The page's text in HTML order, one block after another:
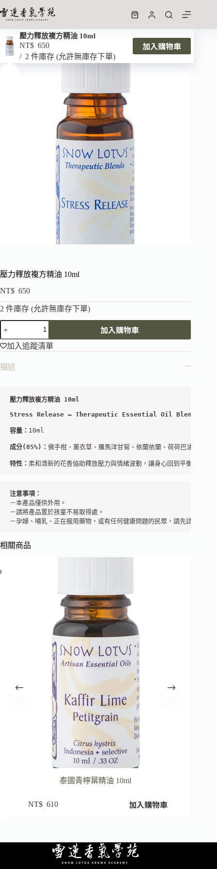
壓力釋放複方精油 10ml
NT$ 650
2 件庫存 (允許無庫存下單)
加入購物車
壓力釋放複方精油 10ml
NT$ 650
2 件庫存 (允許無庫存下單)
加入購物車
加入追蹤清單
描述
Stress Release – Therapeutic Essential Oil Blend
容量： 10ml
成分(85%)： 佛手柑、薰衣草、羅馬洋甘菊、依蘭依蘭、荷荷巴油
特性： 柔和清新的花香協助釋放壓力與情緒波動，讓身心回到平衡狀態
注意事項：
－本產品僅供外用。
－請將產品置於孩童不易取得處。
－孕婦、哺乳、正在服用藥物，或有任何健康問題的民眾，請先諮詢芳療
相關商品
泰國青檸葉精油 10ml
NT$ 610 加入購物車